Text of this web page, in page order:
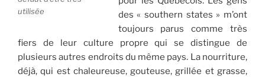
utilisée
des « southern states » m’ont
toujours parus comme très
fiers de leur culture propre qui se distingue de
plusieurs autres endroits du même pays. La nourriture,
déjà, qui est chaleureuse, gouteuse, grillée et grasse,